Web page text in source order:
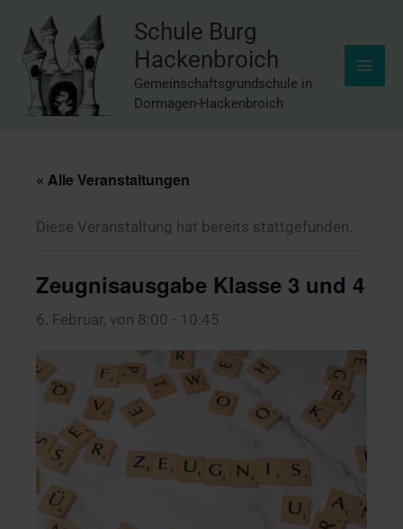
springen
Inhalt
springen
Schule Burg
Hackenbroich
Gemeinschaftsgrundschule in
Dormagen-Hackenbroich
« Alle Veranstaltungen
Diese Veranstaltung hat bereits stattgefunden.
Zeugnisausgabe Klasse 3 und 4
6. Februar, von 8:00 - 10:45